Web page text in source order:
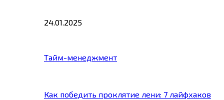
24.01.2025
Тайм-менеджмент
Как победить проклятие лени: 7 лайфхаков